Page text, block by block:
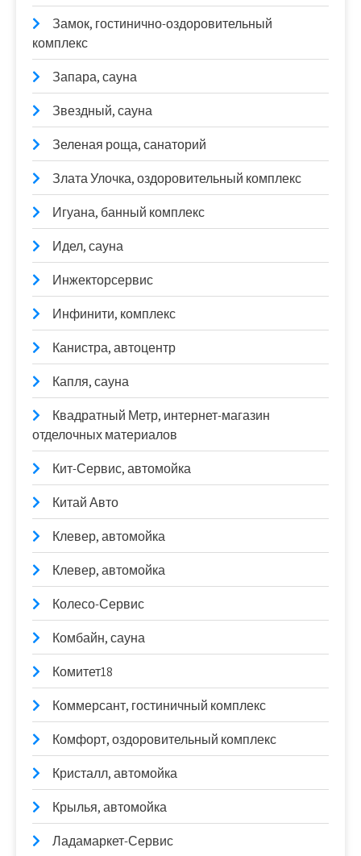
Замок, гостинично-оздоровительный
комплекс
Запара, сауна
Звездный, сауна
Зеленая роща, санаторий
Злата Улочка, оздоровительный комплекс
Игуана, банный комплекс
Идел, сауна
Инжекторсервис
Инфинити, комплекс
Канистра, автоцентр
Капля, сауна
Квадратный Метр, интернет-магазин
отделочных материалов
Кит-Сервис, автомойка
Китай Авто
Клевер, автомойка
Клевер, автомойка
Колесо-Сервис
Комбайн, сауна
Комитет18
Коммерсант, гостиничный комплекс
Комфорт, оздоровительный комплекс
Кристалл, автомойка
Крылья, автомойка
Ладамаркет-Сервис